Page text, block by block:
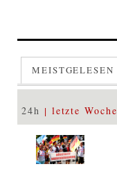
MEISTGELESEN
24h letzte Woche